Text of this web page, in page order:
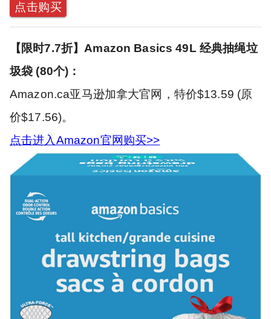
点击购买
【限时7.7折】Amazon Basics 49L 经典抽绳垃
圾袋 (80个)：
Amazon.ca亚马逊加拿大官网，特价$13.59 (原
价$17.56)。
点击进入Amazon官网购买>>